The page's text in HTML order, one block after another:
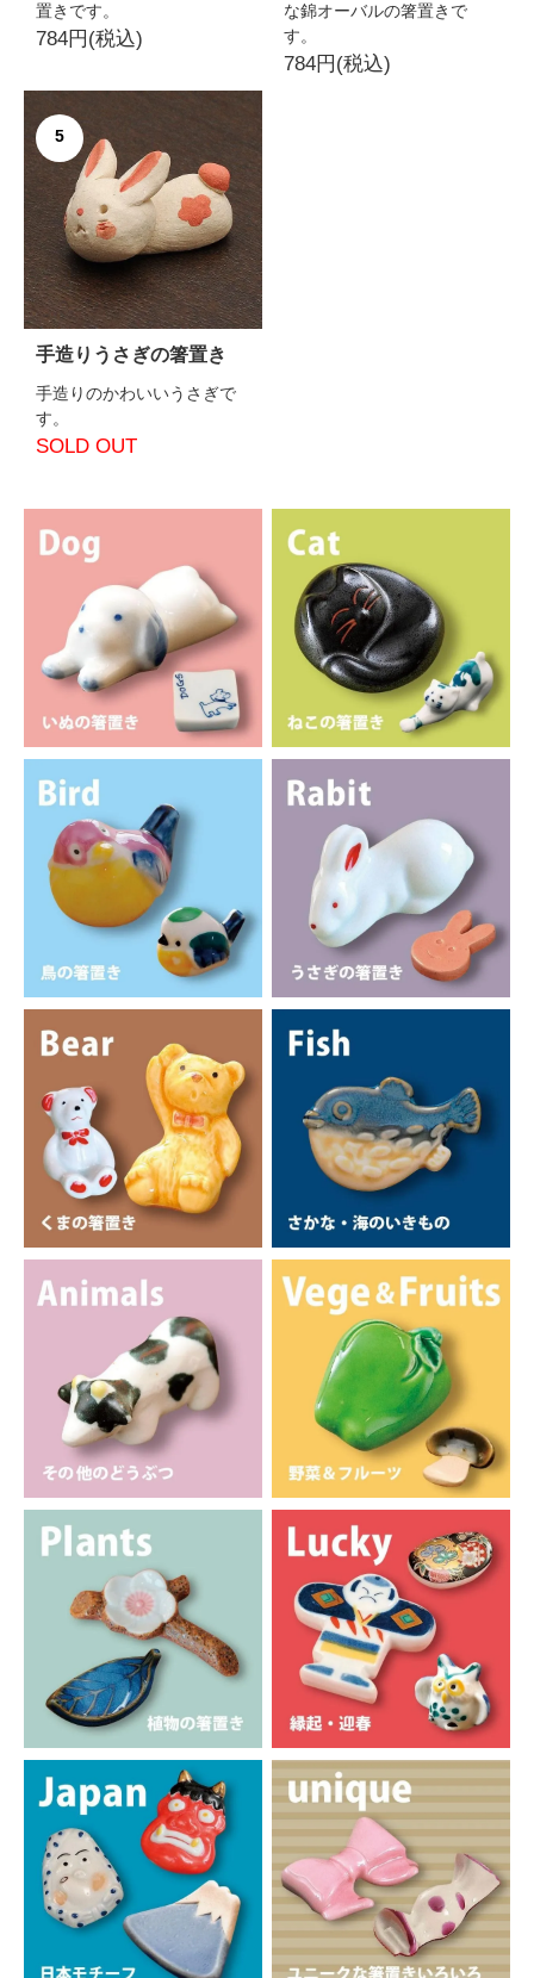
置きです。
784円(税込)
な錦オーバルの箸置きで
す。
784円(税込)
5
手造りうさぎの箸置き
手造りのかわいいうさぎで
す。
SOLD OUT